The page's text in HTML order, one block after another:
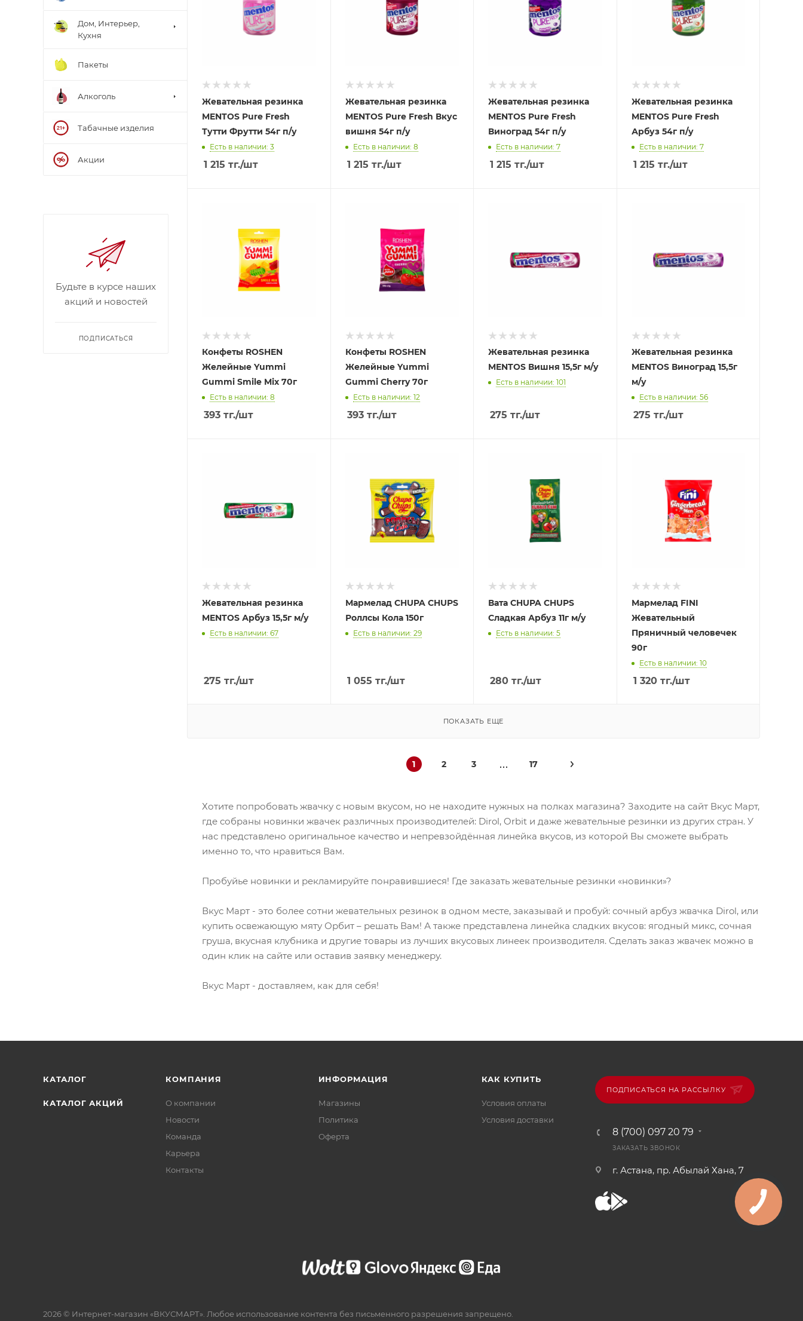
Жевательная резинка
MENTOS Pure Fresh
Тутти Фрутти 54г п/у
Есть в наличии: 3
1 215 тг./шт
Жевательная резинка
MENTOS Pure Fresh Вкус
вишня 54г п/у
Есть в наличии: 8
1 215 тг./шт
Жевательная резинка
MENTOS Pure Fresh
Виноград 54г п/у
Есть в наличии: 7
1 215 тг./шт
Жевательная резинка
MENTOS Pure Fresh
Арбуз 54г п/у
Есть в наличии: 7
1 215 тг./шт
Конфеты ROSHEN
Желейные Yummi
Gummi Smile Mix 70г
Есть в наличии: 8
393 тг./шт
Конфеты ROSHEN
Желейные Yummi
Gummi Cherry 70г
Есть в наличии: 12
393тг./шт
Жевательная резинка
MENTOS Вишня 15,5г м/у
Есть в наличии: 101
275 тг./шт
Жевательная резинка
MENTOS Виноград 15,5г
м/у
Есть в наличии: 56
275 тг./шт
Жевательная резинка
MENTOS Арбуз 15,5г м/у
Есть в наличии: 67
275 тг./шт
Мармелад CHUPA CHUPS
Роллсы Кола 150г
Есть в наличии: 29
1 055 тг./шт
Вата CHUPA CHUPS
Сладкая Арбуз 11г м/у
Есть в наличии: 5
280 тг./шт
Мармелад FINI
Жевательный
Пряничный человечек
90г
Есть в наличии: 10
1 320тг./шт
ПОКАЗАТЬ ЕЩЕ
1 2 3 17
Хотите попробовать жвачку с новым вкусом, но не находите нужных на полках магазина? Заходите на сайт Вкус Март,
где собраны новинки жвачек различных производителей: Dirol, Orbit и даже жевательные резинки из других стран. У
нас представлено оригинальное качество и непревзойдённая линейка вкусов, из которой Вы сможете выбрать
именно то, что нравиться Вам.
Пробуйье новинки и рекламируйте понравившиеся! Где заказать жевательные резинки «новинки»?
Вкус Март - это более сотни жевательных резинок в одном месте, заказывай и пробуй: сочный арбуз жвачка Dirol, или
купить освежающую мяту Орбит – решать Вам! А также представлена линейка сладких вкусов: ягодный микс, сочная
груша, вкусная клубника и другие товары из лучших вкусовых линеек производителя. Сделать заказ жвачек можно в
один клик на сайте или оставив заявку менеджеру.
Вкус Март - доставляем, как для себя!
Дом, Интерьер,
Кухня
Пакеты
Алкоголь
Табачные изделия
Акции
Будьте в курсе наших
акций и новостей
ПОДПИСАТЬСЯ
КАТАЛОГ
КАТАЛОГ АКЦИЙ
КОМПАНИЯ
О компании
Новости
Команда
Карьера
Контакты
ИНФОРМАЦИЯ
Магазины
Политика
Офертa
КАК КУПИТЬ
Условия оплаты
Условия доставки
ПОДПИСАТЬСЯ НА РАССЫЛКУ
8 (700) 097 20 79
ЗАКАЗАТЬ ЗВОНОК
г. Астана, пр. Абылай Хана, 7
2026 © Интернет-магазин «ВКУСМАРТ». Любое использование контента без письменного разрешения запрещено.